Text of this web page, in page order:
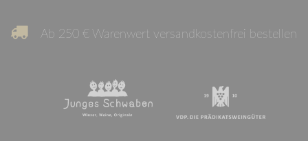
Ab 250 € Warenwert versandkostenfrei bestellen